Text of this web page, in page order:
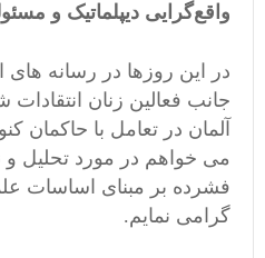
واقع‌گرایی دیپلماتیک و
در این روزها در رسانه
جانب فعالین زنان
آلمان در تعامل با حاکمان
می خواهم در مورد تحلیل
فشرده بر مبنای اساسات
گرامی نمایم.